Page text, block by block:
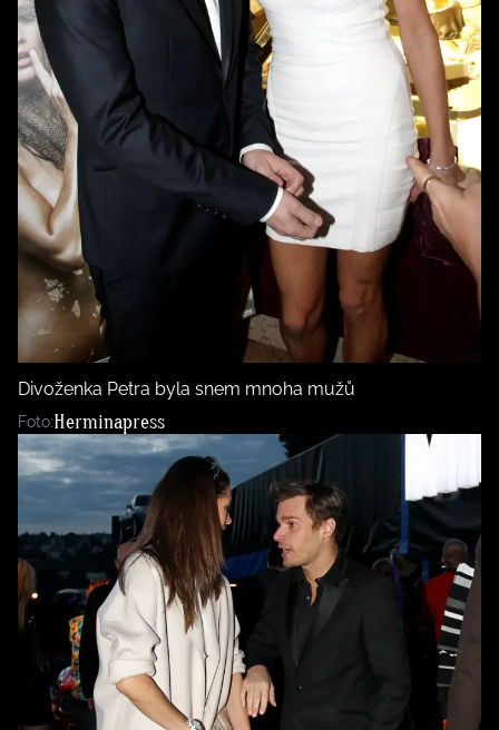
Divoženka Petra byla snem mnoha mužů
Foto:Herminapress